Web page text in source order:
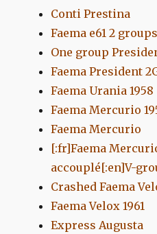
Conti Prestina
Faema e61 2 groups
One group
Faema President
Faema Urania 1958
Faema Mercurio
Faema Mercurio
[:fr]Faema
accouplé[:en]V-
Crashed Faema
Faema Velox 1961
Express Augusta